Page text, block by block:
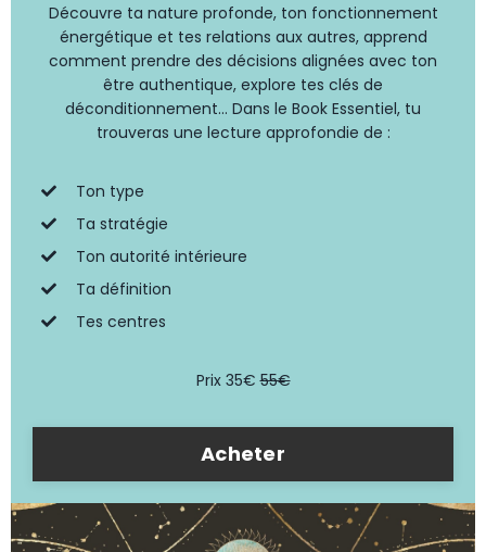
Découvre ta nature profonde, ton fonctionnement
énergétique et tes relations aux autres, apprend
comment prendre des décisions alignées avec ton
être authentique, explore tes clés de
déconditionnement... Dans le Book Essentiel, tu
trouveras une lecture approfondie de :
Ton type
Ta stratégie
Ton autorité intérieure
Ta définition
Tes centres
Prix 35€55€
Acheter